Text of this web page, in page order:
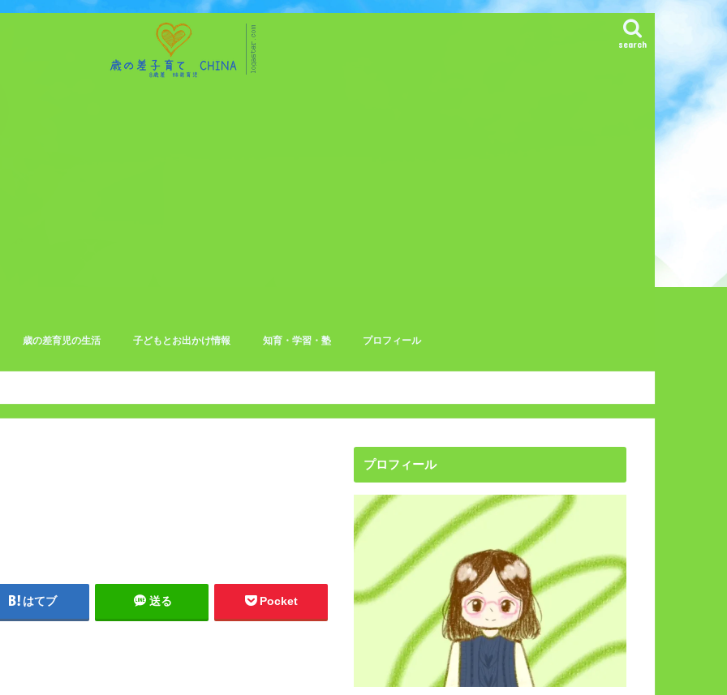
search
歳の差育児の生活
保育園・幼稚園の転園方法
子どもとお出かけ情報 知育・学習・塾 プロフィール
はてブ 送る Pocket
プロフィール